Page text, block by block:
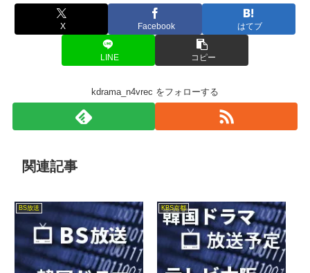
X Facebook はてブ
LINE コピー
kdrama_n4vrec をフォローする
関連記事
BS放送 KBS京都